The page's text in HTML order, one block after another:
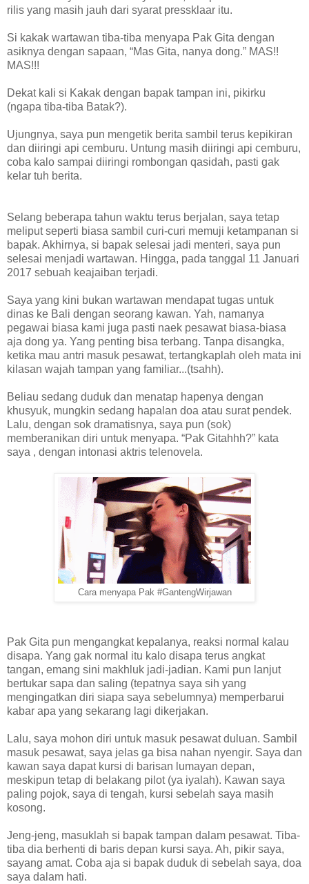
rilis yang masih jauh dari syarat pressklaar itu.
Si kakak wartawan tiba-tiba menyapa Pak Gita dengan
asiknya dengan sapaan, “Mas Gita, nanya dong.” MAS!!
MAS!!!
Dekat kali si Kakak dengan bapak tampan ini, pikirku
(ngapa tiba-tiba Batak?).
Ujungnya, saya pun mengetik berita sambil terus kepikiran
dan diiringi api cemburu. Untung masih diiringi api cemburu,
coba kalo sampai diiringi rombongan qasidah, pasti gak
kelar tuh berita.
Selang beberapa tahun waktu terus berjalan, saya tetap
meliput seperti biasa sambil curi-curi memuji ketampanan si
bapak. Akhirnya, si bapak selesai jadi menteri, saya pun
selesai menjadi wartawan. Hingga, pada tanggal 11 Januari
2017 sebuah keajaiban terjadi.
Saya yang kini bukan wartawan mendapat tugas untuk
dinas ke Bali dengan seorang kawan. Yah, namanya
pegawai biasa kami juga pasti naek pesawat biasa-biasa
aja dong ya. Yang penting bisa terbang. Tanpa disangka,
ketika mau antri masuk pesawat, tertangkaplah oleh mata ini
kilasan wajah tampan yang familiar...(tsahh).
Beliau sedang duduk dan menatap hapenya dengan
khusyuk, mungkin sedang hapalan doa atau surat pendek.
Lalu, dengan sok dramatisnya, saya pun (sok)
memberanikan diri untuk menyapa. “Pak Gitahhh?” kata
saya , dengan intonasi aktris telenovela.
Cara menyapa Pak #GantengWirjawan
Pak Gita pun mengangkat kepalanya, reaksi normal kalau
disapa. Yang gak normal itu kalo disapa terus angkat
tangan, emang sini makhluk jadi-jadian. Kami pun lanjut
bertukar sapa dan saling (tepatnya saya sih yang
mengingatkan diri siapa saya sebelumnya) memperbarui
kabar apa yang sekarang lagi dikerjakan.
Lalu, saya mohon diri untuk masuk pesawat duluan. Sambil
masuk pesawat, saya jelas ga bisa nahan nyengir. Saya dan
kawan saya dapat kursi di barisan lumayan depan,
meskipun tetap di belakang pilot (ya iyalah). Kawan saya
paling pojok, saya di tengah, kursi sebelah saya masih
kosong.
Jeng-jeng, masuklah si bapak tampan dalam pesawat. Tiba-
tiba dia berhenti di baris depan kursi saya. Ah, pikir saya,
sayang amat. Coba aja si bapak duduk di sebelah saya, doa
saya dalam hati.